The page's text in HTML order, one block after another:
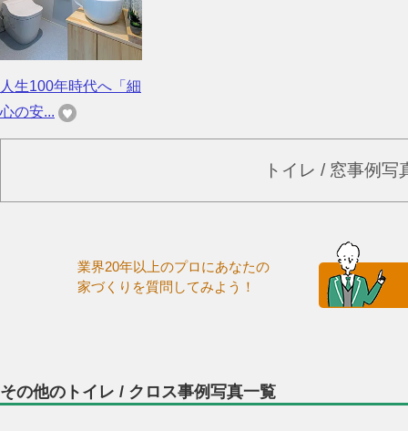
人生100年時代へ「細
心の安...
トイレ / 窓事例写
業界20年以上のプロにあなたの
家づくりを質問してみよう！
その他のトイレ / クロス事例写真一覧